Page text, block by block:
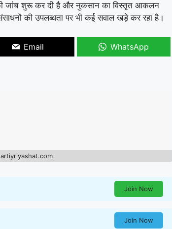
जांच शुरू कर दी है और नुकसान का विस्तृत आकलन
की उपलब्धता पर भी कई सवाल खड़े कर रहा है।
Email WhatsApp
Join Now
Join Now